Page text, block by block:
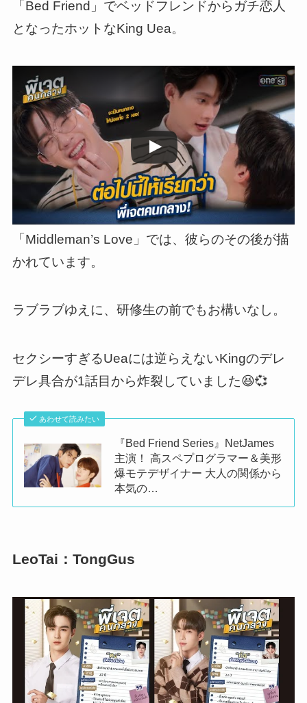
「Bed Friend」でベッドフレンドからガチ恋人
となったホットなKing Uea。
この動画を YouTube で視聴
「Middleman’s Love」では、彼らのその後が描
かれています。
ラブラブゆえに、研修生の前でもお構いなし。
セクシーすぎるUeaには逆らえないKingのデレ
デレ具合が1話目から炸裂していました😆💞
あわせて読みたい
『Bed Friend Series』NetJames
主演！ 高スペプログラマー＆美形
爆モテデザイナー 大人の関係から
本気の…
LeoTai：TongGus